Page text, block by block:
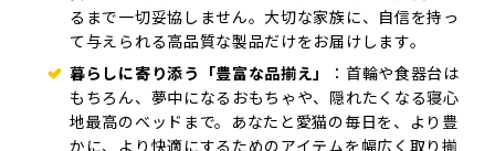
るまで一切妥協しません。大切な家族に、自信を持っ
て与えられる高品質な製品だけをお届けします。
暮らしに寄り添う「豊富な品揃え」
：首輪や食器台は
もちろん、夢中になるおもちゃや、隠れたくなる寝心
地最高のベッドまで。あなたと愛猫の毎日を、より豊
かに、より快適にするためのアイテムを幅広く取り揃